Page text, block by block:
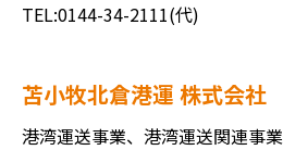
TEL:0144-34-2111(代)
苫小牧北倉港運 株式会社
港湾運送事業、港湾運送関連事業